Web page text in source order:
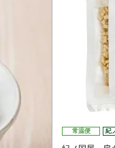
常温便 紀